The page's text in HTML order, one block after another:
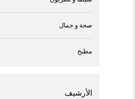
صحة و جمال
مطبخ
الأرشيف